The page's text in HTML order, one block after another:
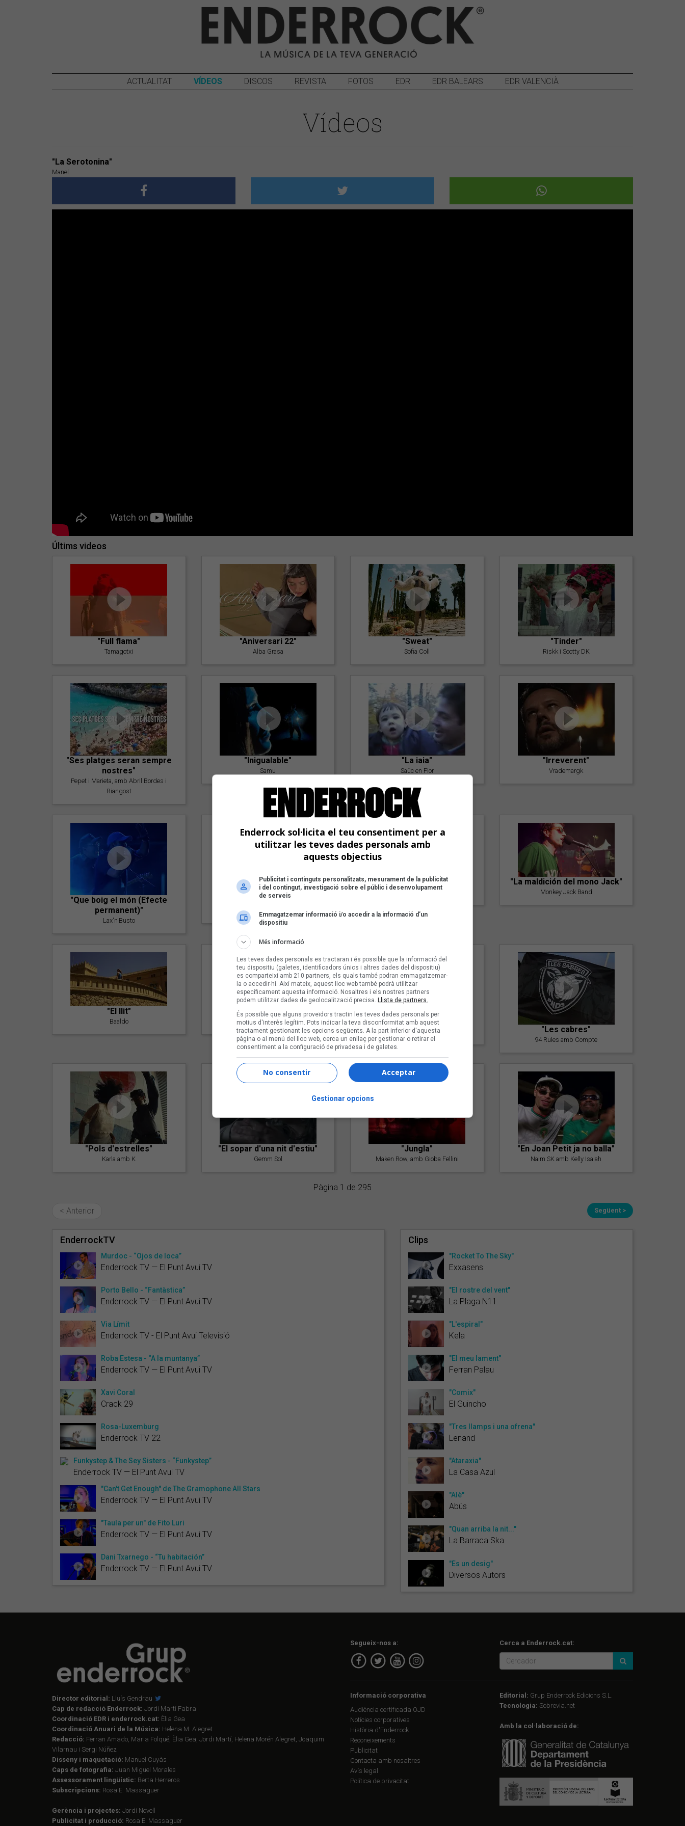
ACTUALITAT VÍDEOS DISCOS REVISTA FOTOS EDR EDR BALEARS EDR VALENCIÀ
Vídeos
"La Serotonina"
Manel
Últims videos
"Full flama"
Tamagotxi
"Aniversari 22"
Alba Grasa
"Sweat"
Sofia Coll
"Tinder"
Riskk i Scotty DK
"Ses platges seran sempre
nostres"
Pepet i Marieta, amb Abril Bordes i
Riangost
"Inigualable"
Samu
"La iaia"
Saüc en Flor
"Irreverent"
Vrademargk
"Que boig el món (Efecte
permanent)"
Lax'n'Busto
"Amb tu"
"Postlude To A Kiss"
Goran Levi
"La maldición del mono Jack"
Monkey Jack Band
"El llit"
Baaldo
"Lo bueno y lo malo"
Carmen y María
"Posidònia"
Pep Álvarez amb Joan Muntaner
(Xanguito)
"Les cabres"
94 Rules amb Compte
"Pols d'estrelles"
Karla amb K
"El sopar d'una nit d'estiu"
Gemm Sol
"Jungla"
Maken Row, amb Gioba Fellini
"En Joan Petit ja no balla"
Naim SK amb Kelly Isaiah
Pàgina 1 de 295
< Anterior Següent >
EnderrockTV
Murdoc - “Ojos de loca”
Enderrock TV — El Punt Avui TV
Porto Bello - “Fantàstica”
Enderrock TV — El Punt Avui TV
Via Límit
Enderrock TV - El Punt Avui Televisió
Roba Estesa - “A la muntanya”
Enderrock TV — El Punt Avui TV
Xavi Coral
Crack 29
Rosa-Luxemburg
Enderrock TV 22
Funkystep & The Sey Sisters - “Funkystep”
Enderrock TV — El Punt Avui TV
"Can't Get Enough" de The Gramophone All Stars
Enderrock TV — El Punt Avui TV
"Taula per un" de Fito Luri
Enderrock TV — El Punt Avui TV
Dani Txarnego - “Tu habitación”
Enderrock TV — El Punt Avui TV
Clips
"Rocket To The Sky"
Exxasens
"El rostre del vent"
La Plaga N11
"L'espiral"
Kela
"El meu lament"
Ferran Palau
"Comix"
El Guincho
"Tres llamps i una ofrena"
Lenand
"Ataraxia"
La Casa Azul
"Alè"
Abús
"Quan arriba la nit..."
La Barraca Ska
"És un desig"
Diversos Autors
Director editorial: Lluís Gendrau
Cap de redacció Enderrock: Jordi Martí Fabra
Coordinació EDR i enderrock.cat: Èlia Gea
Coordinació Anuari de la Música: Helena M. Alegret
Redacció: Ferran Amado, Maria Folqué, Èlia Gea, Jordi Martí, Helena Morén Alegret, Joaquim
Vilarnau i Sergi Núñez
Disseny i maquetació: Manuel Cuyàs
Caps de fotografia: Juan Miguel Morales
Assessorament lingüístic: Berta Herreros
Subscripcions: Rosa E. Massaguer
Gerència i projectes: Jordi Novell
Publicitat i producció: Rosa E. Massaguer
Segueix-nos a: Cerca a Enderrock.cat:
Informació corporativa
Audiència certificada OJD
Notícies corporatives
Història d'Enderrock
Reconeixements
Publicitat
Contacta amb nosaltres
Avís legal
Política de privacitat
Editorial: Grup Enderrock Edicions S.L.
Tecnologia: Sobrevia.net
Amb la col·laboració de:
Enderrock sol·licita el teu consentiment per a
utilitzar les teves dades personals amb
aquests objectius
Publicitat i continguts personalitzats, mesurament de la publicitat
i del contingut, investigació sobre el públic i desenvolupament
de serveis
Emmagatzemar informació i/o accedir a la informació d’un
dispositiu
Més informació
Les teves dades personals es tractaran i és possible que la informació del
teu dispositiu (galetes, identificadors únics i altres dades del dispositiu)
es comparteixi amb 210 partners, els quals també podran emmagatzemar-
la o accedir-hi. Així mateix, aquest lloc web també podrà utilitzar
específicament aquesta informació. Nosaltres i els nostres partners
podem utilitzar dades de geolocalització precisa. Llista de partners.
És possible que alguns proveïdors tractin les teves dades personals per
motius d'interès legítim. Pots indicar la teva disconformitat amb aquest
tractament gestionant les opcions següents. A la part inferior d'aquesta
pàgina o al menú del lloc web, cerca un enllaç per gestionar o retirar el
consentiment a la configuració de privadesa i de galetes.
Acceptar
No consentir
Gestionar opcions